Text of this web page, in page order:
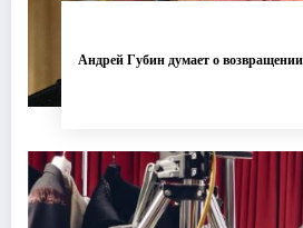
Андрей Губин думает о